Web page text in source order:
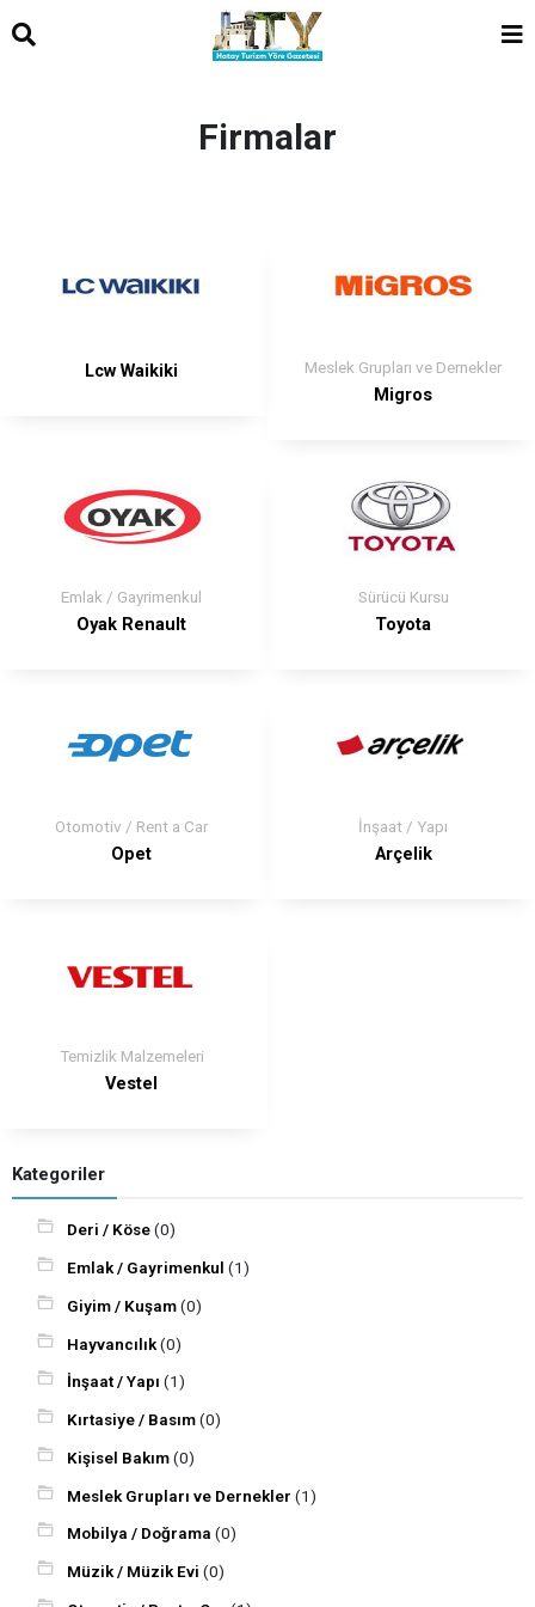
Firmalar
Lcw Waikiki Meslek Grupları ve Dernekler
Migros
Emlak / Gayrimenkul
Oyak Renault
Sürücü Kursu
Toyota
Otomotiv / Rent a Car
Opet
İnşaat / Yapı
Arçelik
Temizlik Malzemeleri
Vestel
Kategoriler
Deri / Köse(0)
Emlak / Gayrimenkul(1)
Giyim / Kuşam(0)
Hayvancılık(0)
İnşaat / Yapı(1)
Kırtasiye / Basım(0)
Kişisel Bakım(0)
Meslek Grupları ve Dernekler(1)
Mobilya / Doğrama(0)
Müzik / Müzik Evi(0)